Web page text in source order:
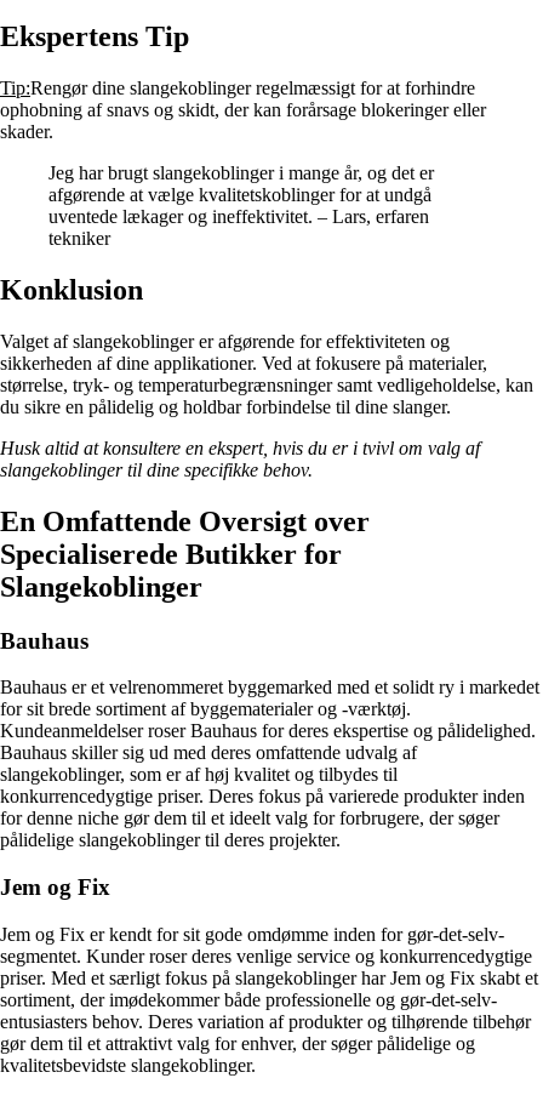
Ekspertens Tip
Tip:Rengør dine slangekoblinger regelmæssigt for at forhindre
ophobning af snavs og skidt, der kan forårsage blokeringer eller
skader.
Jeg har brugt slangekoblinger i mange år, og det er
afgørende at vælge kvalitetskoblinger for at undgå
uventede lækager og ineffektivitet. – Lars, erfaren
tekniker
Konklusion
Valget af slangekoblinger er afgørende for effektiviteten og
sikkerheden af dine applikationer. Ved at fokusere på materialer,
størrelse, tryk- og temperaturbegrænsninger samt vedligeholdelse, kan
du sikre en pålidelig og holdbar forbindelse til dine slanger.
Husk altid at konsultere en ekspert, hvis du er i tvivl om valg af
slangekoblinger til dine specifikke behov.
En Omfattende Oversigt over
Specialiserede Butikker for
Slangekoblinger
Bauhaus
Bauhaus er et velrenommeret byggemarked med et solidt ry i markedet
for sit brede sortiment af byggematerialer og -værktøj.
Kundeanmeldelser roser Bauhaus for deres ekspertise og pålidelighed.
Bauhaus skiller sig ud med deres omfattende udvalg af
slangekoblinger, som er af høj kvalitet og tilbydes til
konkurrencedygtige priser. Deres fokus på varierede produkter inden
for denne niche gør dem til et ideelt valg for forbrugere, der søger
pålidelige slangekoblinger til deres projekter.
Jem og Fix
Jem og Fix er kendt for sit gode omdømme inden for gør-det-selv-
segmentet. Kunder roser deres venlige service og konkurrencedygtige
priser. Med et særligt fokus på slangekoblinger har Jem og Fix skabt et
sortiment, der imødekommer både professionelle og gør-det-selv-
entusiasters behov. Deres variation af produkter og tilhørende tilbehør
gør dem til et attraktivt valg for enhver, der søger pålidelige og
kvalitetsbevidste slangekoblinger.